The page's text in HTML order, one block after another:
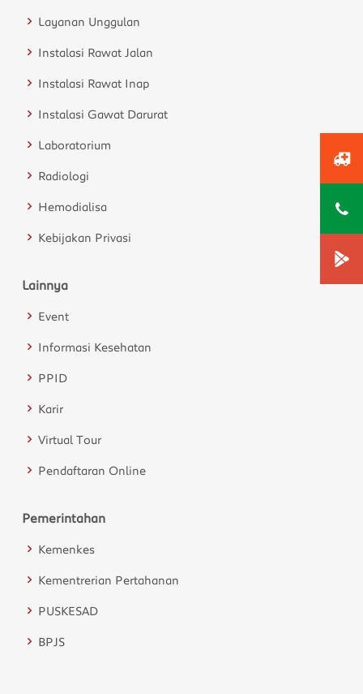
Layanan Unggulan
Instalasi Rawat Jalan
Instalasi Rawat Inap
Instalasi Gawat Darurat
Laboratorium
Radiologi
Hemodialisa
Kebijakan Privasi
Lainnya
Event
Informasi Kesehatan
PPID
Karir
Virtual Tour
Pendaftaran Online
Pemerintahan
Kemenkes
Kementrerian Pertahanan
PUSKESAD
BPJS